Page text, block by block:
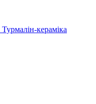
Турмалін-кераміка